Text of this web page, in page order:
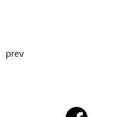
prev